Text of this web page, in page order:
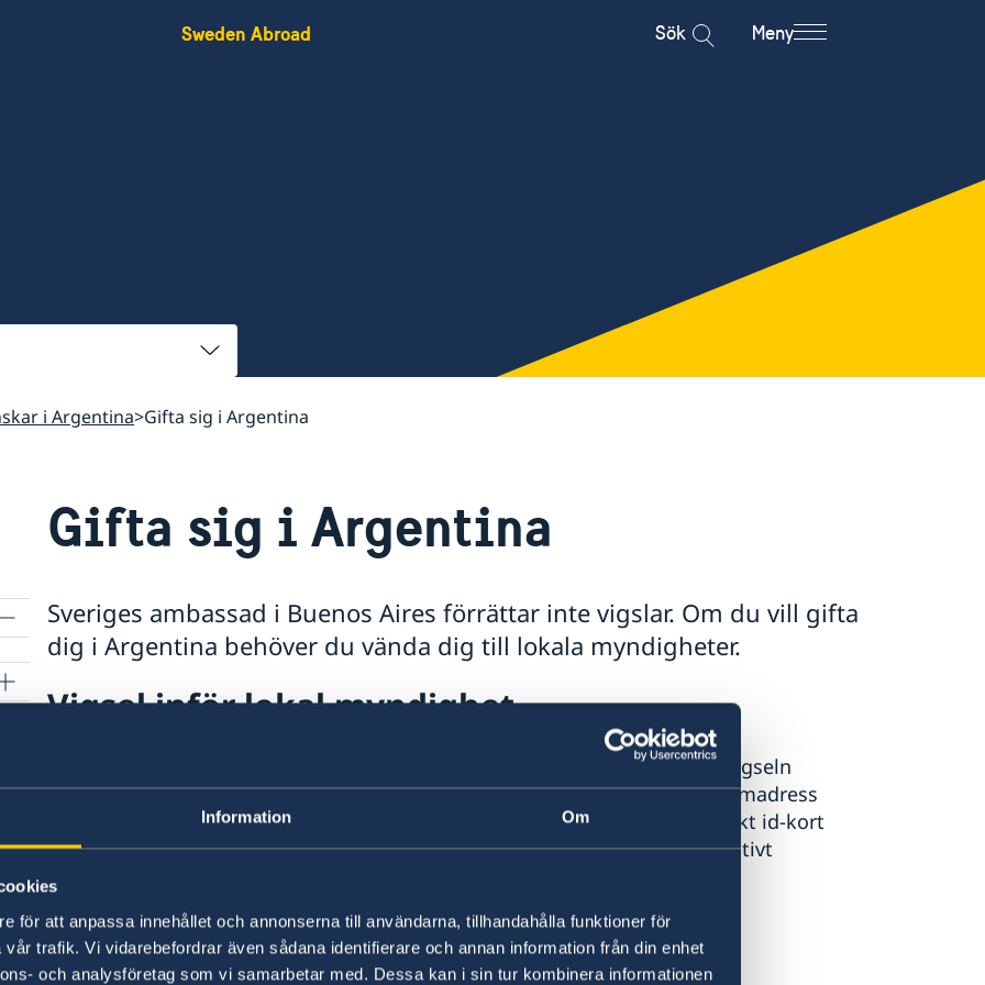
Information Om
för att anpassa innehållet och annonserna till användarna, tillhandahålla funktioner för
trafik. Vi vidarebefordrar även sådana identifierare och annan information från din enhet
och analysföretag som vi samarbetar med. Dessa kan i sin tur kombinera informationen
Sweden Abroad Sök Meny
i Argentina Gifta sig i Argentina
Gifta sig i Argentina
Sveriges ambassad i Buenos Aires förrättar inte vigslar. Om du vill gifta
dig i Argentina behöver du vända dig till lokala myndigheter.
Vigsel inför lokal myndighet
Civilregistret är den myndighet i Argentina som ansvarar för äktenskap. Vigseln
förrättas av civilregistret i den provins där minst en av parterna har sin hemadress
registrerad. Ogifta personer behöver uppvisa giltig ID-handling, argentinskt id-kort
(DNI) för argentinska medborgare och utlänningar bosatta i landet alternativt
hemlandspass för utländska medborgare som inte är bosatta i landet.
I Argentina är äktenskapet könsneutralt.